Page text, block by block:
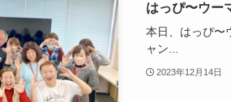
はっぴ〜ウー
本日、はっぴ〜
ャン...
2023年12月14日